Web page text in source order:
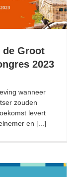
de Groot
2023
wanneer
zouden
levert
en [...]